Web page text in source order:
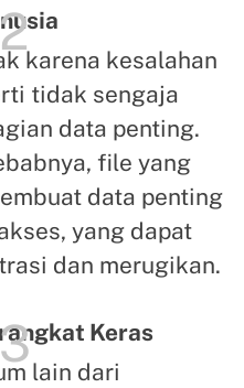
karena kesalahan
tidak sengaja
data penting.
file yang
data penting
yang dapat
dan merugikan.
Keras
lain dari